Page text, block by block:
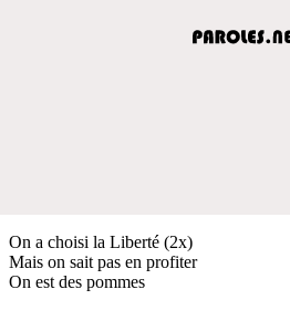
On a choisi la Liberté (2x)
Mais on sait pas en profiter
On est des pommes